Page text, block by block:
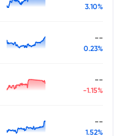
3.10%
--
0.23%
--
-1.15%
--
1.52%